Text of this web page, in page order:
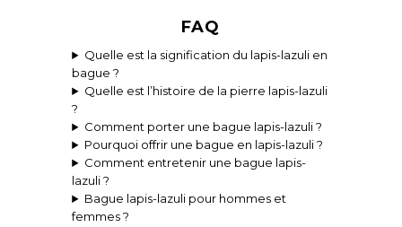
FAQ
Quelle est la signification du lapis-lazuli en
bague ?
Quelle est l’histoire de la pierre lapis-lazuli
?
Comment porter une bague lapis-lazuli ?
Pourquoi offrir une bague en lapis-lazuli ?
Comment entretenir une bague lapis-
lazuli ?
Bague lapis-lazuli pour hommes et
femmes ?